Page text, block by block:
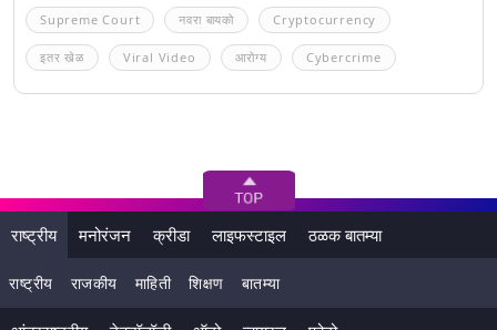
Supreme Court नवरा बायको Cryptocurrency
इतर खेळ Viral Video आरोग्य Cybercrime
राष्ट्रीय मनोरंजन क्रीडा लाइफस्टाइल ठळक बातम्या
राष्ट्रीय राजकीय माहिती शिक्षण बातम्या